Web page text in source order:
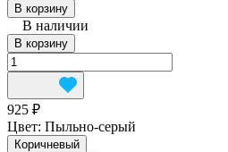
В корзину
В наличии
В корзину
925 ₽
Цвет: Пыльно-серый
Коричневый